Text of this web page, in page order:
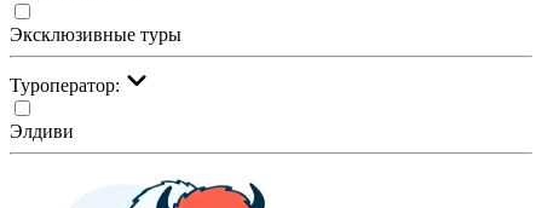
Эксклюзивные туры
Туроператор:
Элдиви